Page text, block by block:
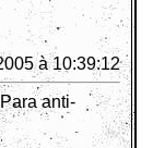
à 10:39:12
anti-